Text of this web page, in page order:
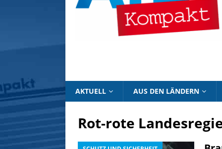
AKTUELL AUS DEN LÄNDERN
Rot-rote